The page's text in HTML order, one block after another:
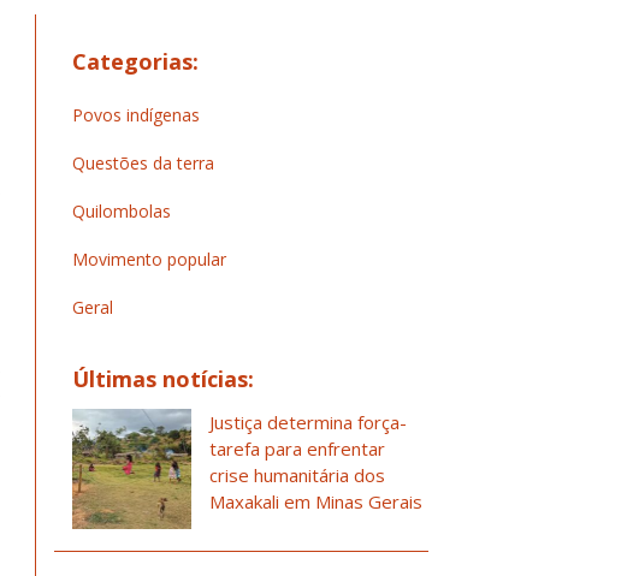
Categorias:
Povos indígenas
Questões da terra
Quilombolas
Movimento popular
Geral
Últimas notícias:
Justiça determina força-
tarefa para enfrentar
crise humanitária dos
Maxakali em Minas Gerais